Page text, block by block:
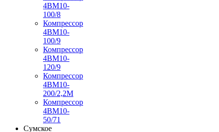
4ВМ10-
100/8
Компрессор
4ВМ10-
100/9
Компрессор
4ВМ10-
120/9
Компрессор
4ВМ10-
200/2,2М
Компрессор
4ВМ10-
50/71
Сумское